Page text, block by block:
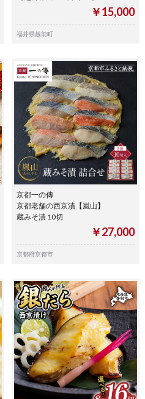
￥15,000
福井県越前町
京都一の傳
京都老舗の西京漬【嵐山】
蔵みそ漬 10切
￥27,000
京都府京都市